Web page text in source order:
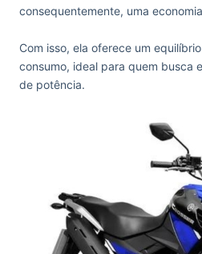
consequentemente, uma
Com isso, ela oferece um
consumo, ideal para quem busca
de potência.